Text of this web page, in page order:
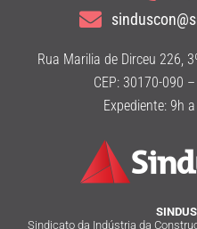
Rua Marilia de Dirceu 226,
CEP: 30170-090
Expediente: 9h
Sindicato da Indústria da